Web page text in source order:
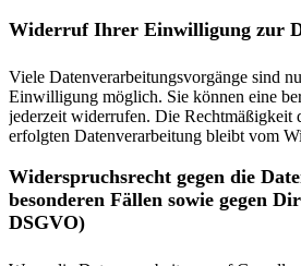
Widerruf Ihrer Einwilligung zur
Viele Datenverarbeitungsvorgänge sind
Einwilligung möglich. Sie können eine
jederzeit widerrufen. Die Rechtmäßigkeit
erfolgten Datenverarbeitung bleibt vom
Widerspruchsrecht gegen die
besonderen Fällen sowie gegen
DSGVO)